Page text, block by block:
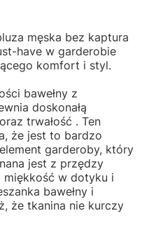
męska bez kaptura
have w garderobie
komfort i styl.
bawełny z
doskonałą
trwałość . Ten
że jest to bardzo
garderoby, który
jest z przędzy
miękkość w dotyku i
bawełny i
że tkanina nie kurczy